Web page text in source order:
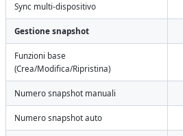
Sync multi-dispositivo
Gestione snapshot
Funzioni base
(Crea/Modifica/Ripristina)
Numero snapshot manuali
Numero snapshot auto